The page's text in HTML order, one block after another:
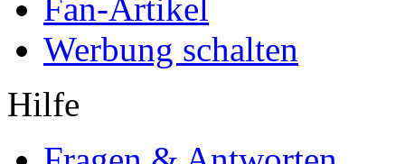
Fan-Artikel
Werbung schalten
Hilfe